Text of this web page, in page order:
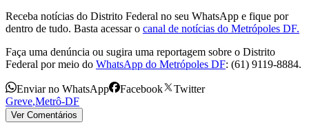
Receba notícias do Distrito Federal no seu WhatsApp e fique por
dentro de tudo. Basta acessar o canal de notícias do Metrópoles DF.
Faça uma denúncia ou sugira uma reportagem sobre o Distrito
Federal por meio do WhatsApp do Metrópoles DF: (61) 9119-8884.
Enviar no WhatsApp Facebook
Twitter
Greve,Metrô-DF
Ver Comentários